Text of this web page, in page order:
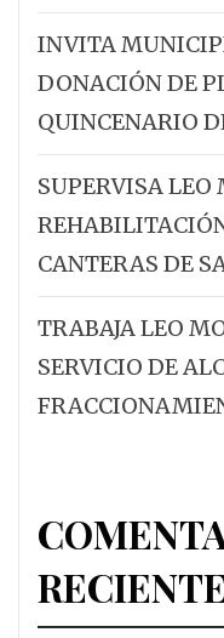
INVITA
DONACIÓN DE
QUINCENARIO
SUPERVISA LEO
CANTERAS DE
TRABAJA LEO
SERVICIO DE